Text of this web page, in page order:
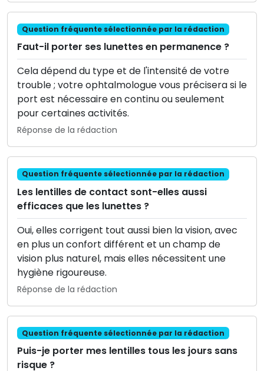
Question fréquente sélectionnée par la rédaction
Faut-il porter ses lunettes en permanence ?
Cela dépend du type et de l'intensité de votre
trouble ; votre ophtalmologue vous précisera si le
port est nécessaire en continu ou seulement
pour certaines activités.
Réponse de la rédaction
Question fréquente sélectionnée par la rédaction
Les lentilles de contact sont-elles aussi
efficaces que les lunettes ?
Oui, elles corrigent tout aussi bien la vision, avec
en plus un confort différent et un champ de
vision plus naturel, mais elles nécessitent une
hygiène rigoureuse.
Réponse de la rédaction
Question fréquente sélectionnée par la rédaction
Puis-je porter mes lentilles tous les jours sans
risque ?